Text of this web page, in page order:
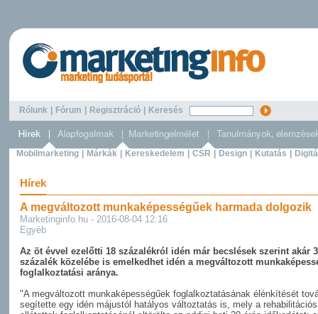
Rólunk Fórum Regisztráció Keresés
Mobilmarketing Márkák Kereskedelem CSR Design Kutatás
Hírek
A megváltozott munkaképességűek harmada dolgozik
Marketinginfo.hu - 2016-08-04 12:16
Egyéb
Az öt évvel ezelőtti 18 százalékról idén már becslések szerint akár
százalék közelébe is emelkedhet idén a megváltozott
foglalkoztatási aránya.
"A megváltozott munkaképességűek foglalkoztatásának élénkítését
segítette egy idén májustól hatályos változtatás is, mely a rehabilitációs